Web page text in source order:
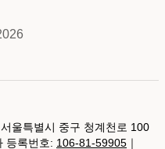
울특별시 중구 청계천로 100
등록번호: 106-81-59905 ｜